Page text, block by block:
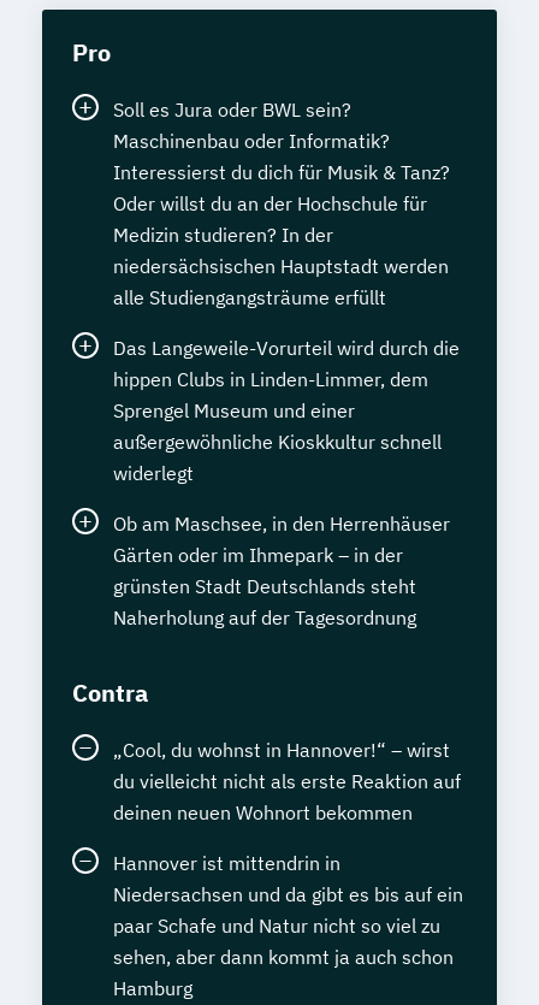
"Entspannungspädagogik"
Psychologische/r Berater/-in Fachrichtung
Psychologische/r Berater/-in mit
zusätzlicher Fachrichtung "Paarberatung"
Sportmedizin
Stressmanagement
(Entspannungspädagoge/-in Fachrichtung
Tierernährungsberater/in
Tierheilpraktiker
Tierheilpraktiker + Grundlagen der
artgerechten Tierhaltung
Tierheilpraktiker + Klassische Veterinär-
Homöopathie
Tierheilpraktiker + Veterinär-Akupunktur
für Kleintiere
Tierheilpraktiker + Veterinär-Akupunktur
Tierheilpraktiker + Veterinär-
Tierheilpraktiker/-in mit zusätzlicher
Fachrichtung "Tierernährungsberater"
Traumafachberater/-in
Veterinärakupunktur für Kleintiere
Veterinärakupunktur für Kleintiere und
Pferde
Veterinärakupunktur für Pferde
Veterinärheilpflanzenkunde
Pro
Soll es Jura oder BWL sein?
Maschinenbau oder Informatik?
Interessierst du dich für Musik & Tanz?
Oder willst du an der Hochschule für
Medizin studieren? In der
niedersächsischen Hauptstadt werden
alle Studiengangsträume erfüllt
Das Langeweile-Vorurteil wird durch die
hippen Clubs in Linden-Limmer, dem
Sprengel Museum und einer
außergewöhnliche Kioskkultur schnell
widerlegt
Ob am Maschsee, in den Herrenhäuser
Gärten oder im Ihmepark – in der
grünsten Stadt Deutschlands steht
Naherholung auf der Tagesordnung
Contra
„Cool, du wohnst in Hannover!“ – wirst
du vielleicht nicht als erste Reaktion auf
deinen neuen Wohnort bekommen
Hannover ist mittendrin in
Niedersachsen und da gibt es bis auf ein
paar Schafe und Natur nicht so viel zu
sehen, aber dann kommt ja auch schon
Hamburg